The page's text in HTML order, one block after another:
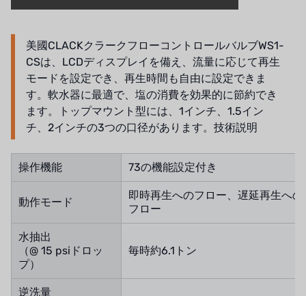
美國CLACKクラークフローコントロールバルブWS1-
CSは、LCDディスプレイを備え、流量に応じて再生
モードを設定でき、再生時間も自由に設定できま
す。軟水器に最適で、塩の消費を効果的に節約でき
ます。トップマウント型には、1インチ、1.5イン
チ、2インチの3つの口径があります。技術説明
操作機能 73の機能設定付き
動作モード
即時再生へのフロー、遅延再生へ
フロー
水抽出
（@ 15 psiドロッ
プ）
毎時約6.1トン
逆洗量